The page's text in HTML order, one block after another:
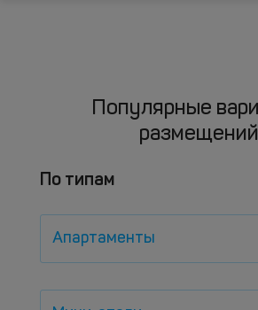
Популярные
размещений
По типам
Апартаменты